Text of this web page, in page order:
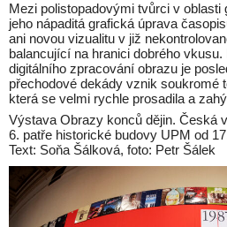
Mezi polistopadovými tvůrci v
jeho nápaditá grafická úprava
ani novou vizualitu v již
balancující na hranici dobrého
digitálního zpracování obrazu je
přechodové dekády vznik soukromé
která se velmi rychle prosadila a
Výstava Obrazy konců dějin. Česká
6. patře historické budovy UPM od
Text: Soňa Šálková, foto: Petr Šálek